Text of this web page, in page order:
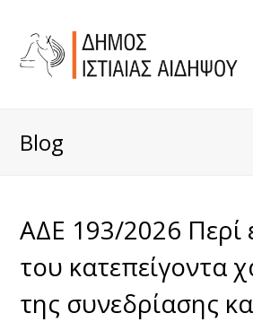
Blog
ΑΔΕ 193/2026 Περί
του κατεπείγοντα
της συνεδρίασης